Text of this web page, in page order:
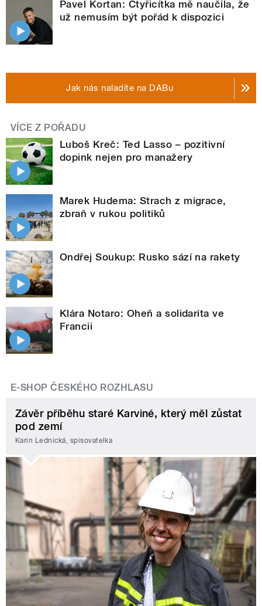
Pavel Kortan: Čtyřicítka mě naučila, že
už nemusím být pořád k dispozici
Jak nás naladíte na DABu
VÍCE Z POŘADU
Luboš Kreč: Ted Lasso – pozitivní
dopink nejen pro manažery
Marek Hudema: Strach z migrace,
zbraň v rukou politiků
Ondřej Soukup: Rusko sází na rakety
Klára Notaro: Oheň a solidarita ve
Francii
E-SHOP ČESKÉHO ROZHLASU
Závěr příběhu staré Karviné, který měl zůstat
pod zemí
Karin Lednická, spisovatelka